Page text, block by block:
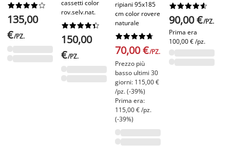






135,00
€/PZ.
cassetti color
rov.selv.nat.






150,00
€/PZ.
ripiani 95x185
cm color rovere
naturale






70,00 €/PZ.
Prezzo più
basso ultimi 30
giorni: 115,00 €
/pz. (-39%)
Prima era:
115,00 € /pz.
(-39%)






90,00 €/PZ.
Prima era
100,00 € /pz.